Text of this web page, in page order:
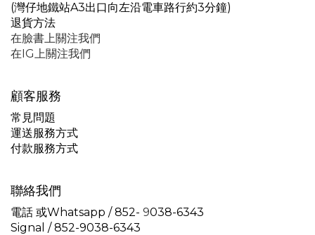
(灣仔地鐵站A3出口向左沿電車路行約3分鐘)
退貨方法
在臉書上關注我們
在IG上關注我們
顧客服務
常見問題
運送服務方式
付款服務方式
聯絡我們
電話 或Whatsapp / 852- 9038-6343
Signal /852-9038-6343